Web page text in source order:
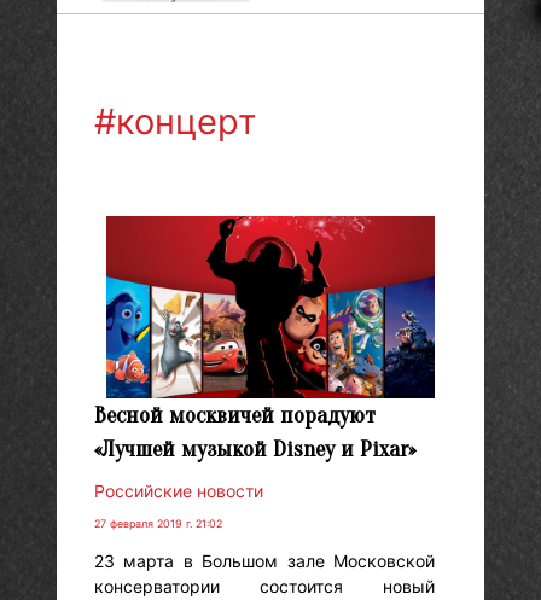
#концерт
Весной москвичей порадуют
«Лучшей музыкой Disney и Pixar»
Российские новости
27 февраля 2019 г. 21:02
23 марта в Большом зале Московской
консерватории состоится новый